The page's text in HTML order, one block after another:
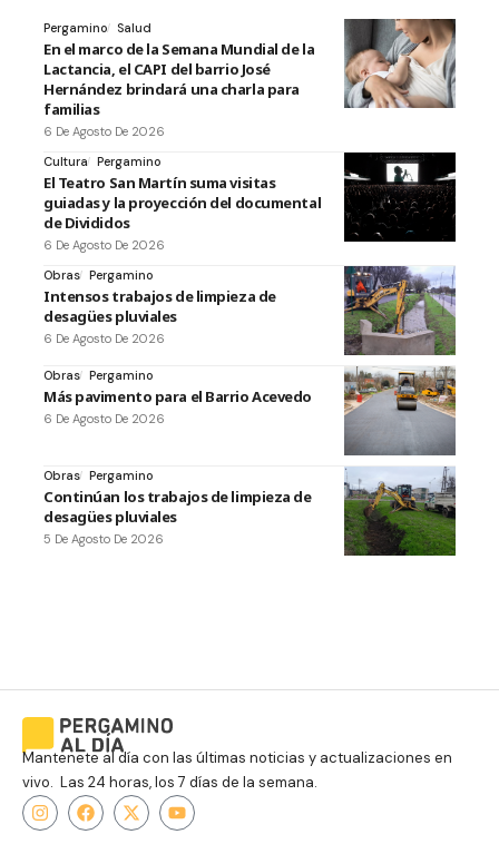
Pergamino Salud
En el marco de la Semana Mundial de la
Lactancia, el CAPI del barrio José
Hernández brindará una charla para
familias
6 De Agosto De 2026
Cultura Pergamino
El Teatro San Martín suma visitas
guiadas y la proyección del documental
de Divididos
6 De Agosto De 2026
Obras Pergamino
Intensos trabajos de limpieza de
desagües pluviales
6 De Agosto De 2026
Obras Pergamino
Más pavimento para el Barrio Acevedo
6 De Agosto De 2026
Obras Pergamino
Continúan los trabajos de limpieza de
desagües pluviales
5 De Agosto De 2026
Mantenete al día con las últimas noticias y actualizaciones en
vivo. Las 24 horas, los 7 días de la semana.